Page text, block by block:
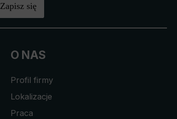
Zapisz się
O NAS
Profil firmy
Lokalizacje
Praca